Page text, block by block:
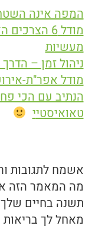
המפה אינה
מודל 6
מעשיות
ניהול זמן –
מודל אפר"ת-
הנתיב עם הכי
טאואיסטיי
אשמח לתגובות
מה המאמר הזה
תשנה בחיים
מאחל לך בריאות